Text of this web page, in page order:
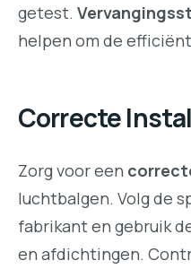
getest.
helpen om de
Correcte
Zorg voor een
luchtbalgen. Volg de
fabrikant en gebruik
en afdichtingen.